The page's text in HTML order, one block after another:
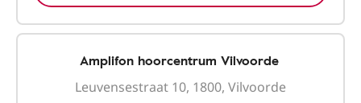
Amplifon hoorcentrum Vilvoorde
Leuvensestraat 10, 1800, Vilvoorde